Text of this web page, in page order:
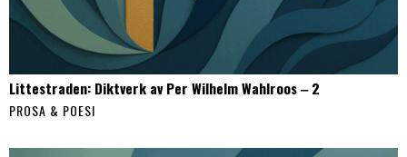
Littestraden: Diktverk av Per Wilhelm Wahlroos ‒ 2
PROSA & POESI